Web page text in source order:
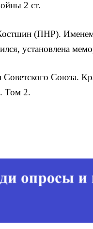
2 ст.
(ПНР). Име­нем
установлена
Союза.
Том 2.